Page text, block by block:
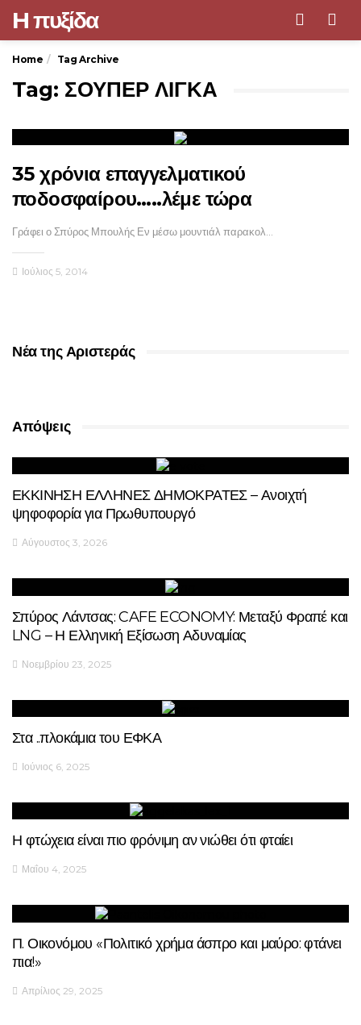
H πυξίδα
Home Tag Archive
Tag: ΣΟΥΠΕΡ ΛΙΓΚΑ
35 χρόνια επαγγελματικού
ποδοσφαίρου…..λέμε τώρα
Γράφει ο Σπύρος Μπουλής Εν μέσω μουντιάλ παρακολ…
Ιούλιος 5, 2014
Νέα της Αριστεράς
Απόψεις
ΕΚΚΙΝΗΣΗ ΕΛΛΗΝΕΣ ΔΗΜΟΚΡΑΤΕΣ – Ανοιχτή
ψηφοφορία για Πρωθυπουργό
Αύγουστος 3, 2026
Σπύρος Λάντσας: CAFE ECONOMY: Μεταξύ Φραπέ και
LNG – Η Ελληνική Εξίσωση Αδυναμίας
Νοεμβρίου 23, 2025
Στα ..πλοκάμια του ΕΦΚΑ
Ιούνιος 6, 2025
Η φτώχεια είναι πιο φρόνιμη αν νιώθει ότι φταίει
Μαΐου 4, 2025
Π. Οικονόμου «Πολιτικό χρήμα άσπρο και μαύρο: φτάνει
πια!»
Απρίλιος 29, 2025